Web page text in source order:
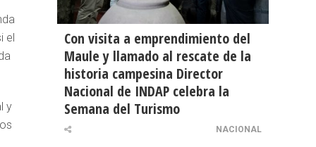
el
y
Con visita a emprendimiento del
Maule y llamado al rescate de la
historia campesina Director
Nacional de INDAP celebra la
Semana del Turismo
NACIONAL